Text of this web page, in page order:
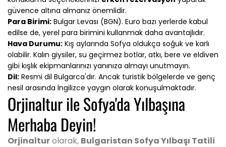
güvence altına almanız önemlidir.
Para Birimi: Bulgar Levası (BGN). Euro bazı yerlerde kabul
edilse de, yerel para birimini kullanmak daha avantajlıdır.
Hava Durumu: Kış aylarında Sofya oldukça soğuk ve karlı
olabilir. Kalın giysiler, su geçirmez botlar, atkı, bere ve eldiven
gibi kışlık ekipmanlarınızı yanınıza almayı unutmayın.
Dil: Resmi dil Bulgarca'dır. Ancak turistik bölgelerde ve genç
nesil arasında İngilizce yaygın olarak konuşulmaktadır.
Orjinaltur ile Sofya'da Yılbaşına
Merhaba Deyin!
Orjinalturolarak, Bulgaristan Sofya Yılbaşı Tatili